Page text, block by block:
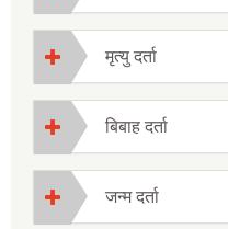
मृत्यु दर्ता
बिबाह दर्ता
जन्म दर्ता